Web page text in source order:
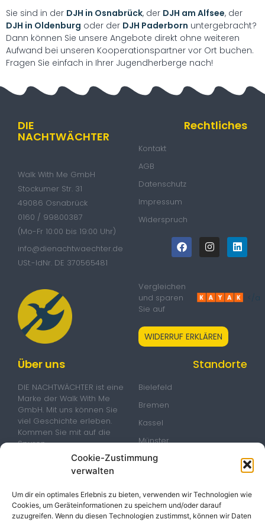
Cookie-Zustimmung
verwalten
Um dir ein optimales Erlebnis zu bieten, verwenden wir Technologien wie
Cookies, um Geräteinformationen zu speichern und/oder darauf
zuzugreifen. Wenn du diesen Technologien zustimmst, können wir Daten
Sie sind in der DJH in Osnabrück, der DJH am Alfsee, der
DJH in Oldenburg oder der DJH Paderborn untergebracht?
Dann können Sie unsere Angebote direkt ohne weiteren
Aufwand bei unseren Kooperationspartner vor Ort buchen.
Fragen Sie einfach in Ihrer Jugendherberge nach!
DIE
NACHTWÄCHTER
Walk With Me GmbH
Stockumer Str. 31
49086 Osnabrück
0160 / 99800387
(Mo-Fr 10:00 bis 19:00 Uhr)
info@dienachtwaechter.de
USt.-IdNr. DE 370565481
Rechtliches
Kontakt
AGB
Datenschutz
Impressum
Widerspruch
Vergleichen
und sparen
Sie auf
</a
WIDERRUF ERKLÄREN
Über uns
DIE NACHTWÄCHTER ist eine
Marke der Walk With Me
GmbH. Mit uns können Sie
viel Geschichte erleben.
Kommen Sie mit auf die
Spuren
geschichtsträchtigen Orte
und begleiten Sie uns zu
sagenumwobenen Plätzen
alleine, mit der Familie und
Freunden, bei einem
Standorte
Bielefeld
Bremen
Kassel
Münster
Oldenburg
Paderborn
Rastede